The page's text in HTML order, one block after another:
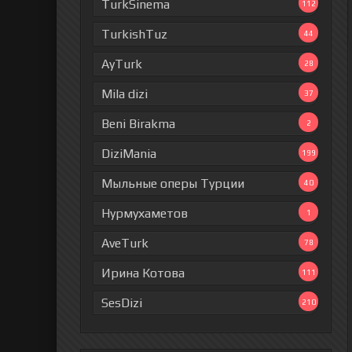
TurkSinema 112
TurkishTuz 44
AyTurk 28
Mila dizi 37
Beni Birakma 2
DiziMania 199
Мыльные оперы Турции 40
Нурмухаметов 1
AveTurk 78
Ирина Котова 111
SesDizi 210